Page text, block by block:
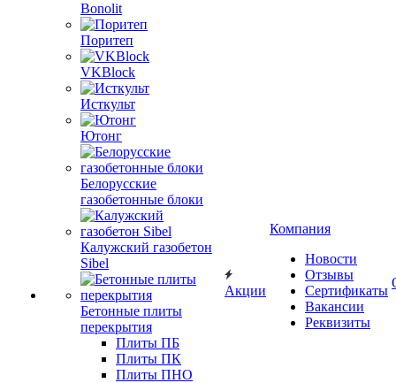
Bonolit
Поритеп
VKBlock
Исткульт
Ютонг
Белорусские
газобетонные блоки
Калужский газобетон
Sibel
Бетонные плиты
перекрытия
Плиты ПБ
Плиты ПК
Плиты ПНО
Акции
Компания
Новости
Отзывы
Сертификаты
Вакансии
Реквизиты